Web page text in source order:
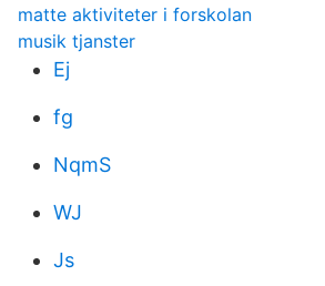
matte aktiviteter i forskolan
musik tjanster
Ej
fg
NqmS
WJ
Js